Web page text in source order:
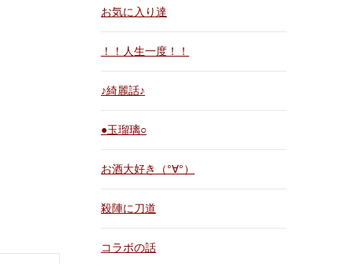
お気に入り達
！！人生一度！！
♪綺麗話♪
●玉瑠璃○
お酒大好き（°∀°）
殺陣に刀道
コラボの話